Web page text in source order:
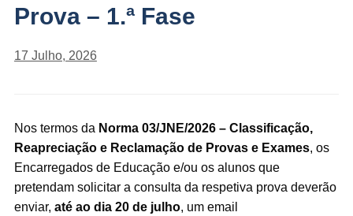
Prova – 1.ª Fase
17 Julho, 2026
Nos termos da Norma 03/JNE/2026 – Classificação,
Reapreciação e Reclamação de Provas e Exames, os
Encarregados de Educação e/ou os alunos que
pretendam solicitar a consulta da respetiva prova deverão
enviar, até ao dia 20 de julho, um email